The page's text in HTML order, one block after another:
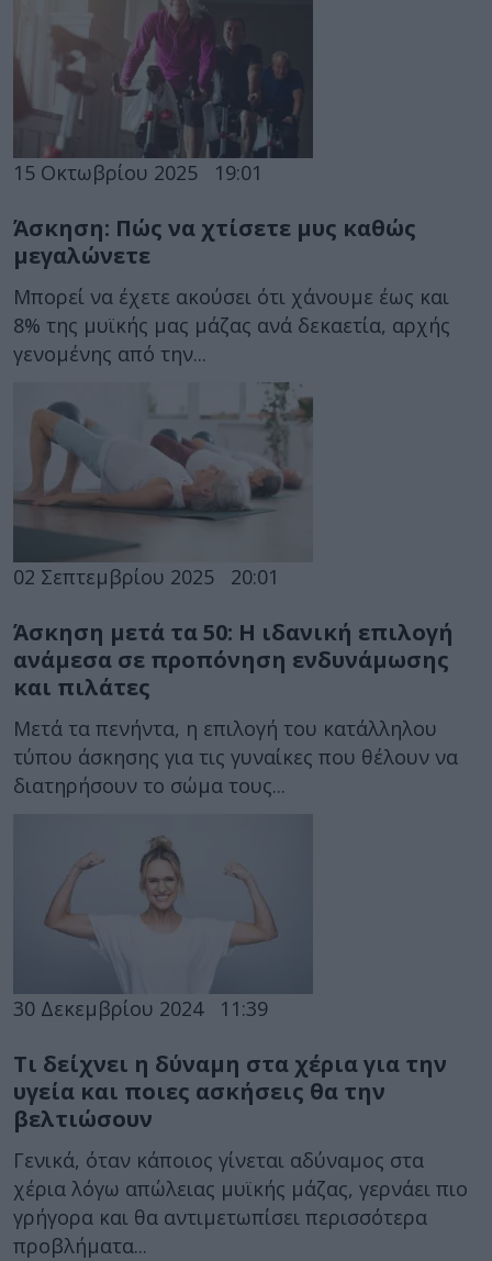
15 Οκτωβρίου 2025 19:01
Άσκηση: Πώς να χτίσετε μυς καθώς
μεγαλώνετε
Μπορεί να έχετε ακούσει ότι χάνουμε έως και
8% της μυϊκής μας μάζας ανά δεκαετία, αρχής
γενομένης από την...
02 Σεπτεμβρίου 2025 20:01
Άσκηση μετά τα 50: Η ιδανική επιλογή
ανάμεσα σε προπόνηση ενδυνάμωσης
και πιλάτες
Μετά τα πενήντα, η επιλογή του κατάλληλου
τύπου άσκησης για τις γυναίκες που θέλουν να
διατηρήσουν το σώμα τους...
30 Δεκεμβρίου 2024 11:39
Τι δείχνει η δύναμη στα χέρια για την
υγεία και ποιες ασκήσεις θα την
βελτιώσουν
Γενικά, όταν κάποιος γίνεται αδύναμος στα
χέρια λόγω απώλειας μυϊκής μάζας, γερνάει πιο
γρήγορα και θα αντιμετωπίσει περισσότερα
προβλήματα...